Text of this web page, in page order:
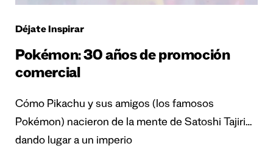
Déjate Inspirar
Pokémon: 30 años de promoción
comercial
Cómo Pikachu y sus amigos (los famosos
Pokémon) nacieron de la mente de Satoshi Tajiri…
dando lugar a un imperio